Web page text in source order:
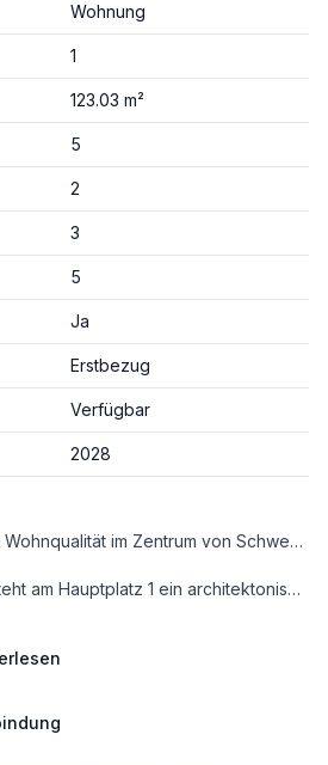
Wohnung
1
123.03 m²
5
2
3
5
Ja
Erstbezug
Verfügbar
2028
N°1 Schwechat- Urbane Wohnqualität im Zentrum von Schwechat
und leistbares Eigentum in zentraler Lage vereint. Rund 100 Eigentumswohnungen sowie ergänzende Büro- und Gewerbeflächen schaffen ein lebendiges Wohnumfeld mitten im Zentrum Schwechats.
Ein begrünter Innenhof sowie das nachhaltige Energiekonzept mit Photovoltaik, Luftwärmepumpe sowie Heizen und Kühlen mittels Bauteilaktivierung sorgen zusätzlich für zeitgemäßen Wohnkomfort und nachhaltige Effizienz.